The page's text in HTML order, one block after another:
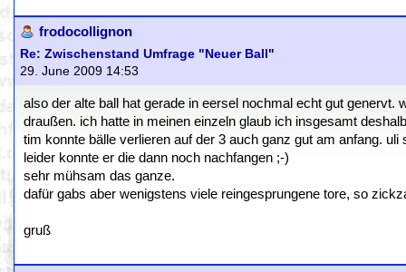
frodocollignon
Re: Zwischenstand Umfrage "Neuer Ball"
29. June 2009 14:53
also der alte ball hat gerade in eersel nochmal echt gut
draußen. ich hatte in meinen einzeln glaub ich insgesamt
tim konnte bälle verlieren auf der 3 auch ganz gut am anfang.
leider konnte er die dann noch nachfangen ;-)
sehr mühsam das ganze.
dafür gabs aber wenigstens viele reingesprungene tore, so
gruß